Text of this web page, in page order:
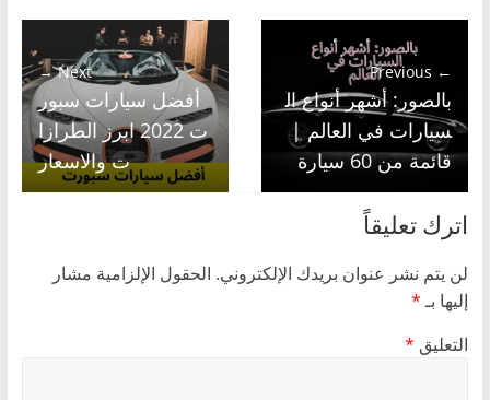
← Previous
بالصور: أشهر أنواع ال
سيارات في العالم |
قائمة من 60 سيارة
Next →
أفضل سيارات سبور
ت 2022 ابرز الطرازا
ت والاسعار
اترك تعليقاً
لن يتم نشر عنوان بريدك الإلكتروني. الحقول الإلزامية مشار
إليها بـ*
التعليق *